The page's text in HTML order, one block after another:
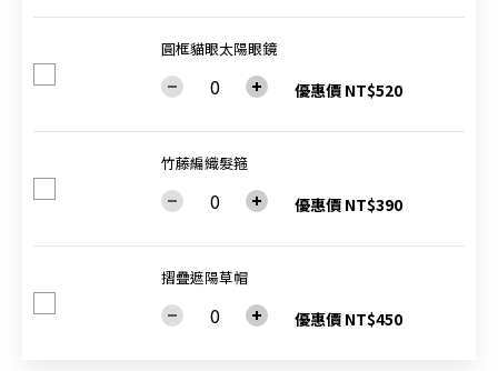
圓框貓眼太陽眼鏡
優惠價 NT$520
竹藤編織髮箍
優惠價 NT$390
摺疊遮陽草帽
優惠價 NT$450